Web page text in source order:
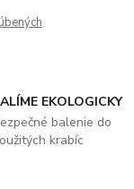
EKOLOGICKY
balenie do
krabíc